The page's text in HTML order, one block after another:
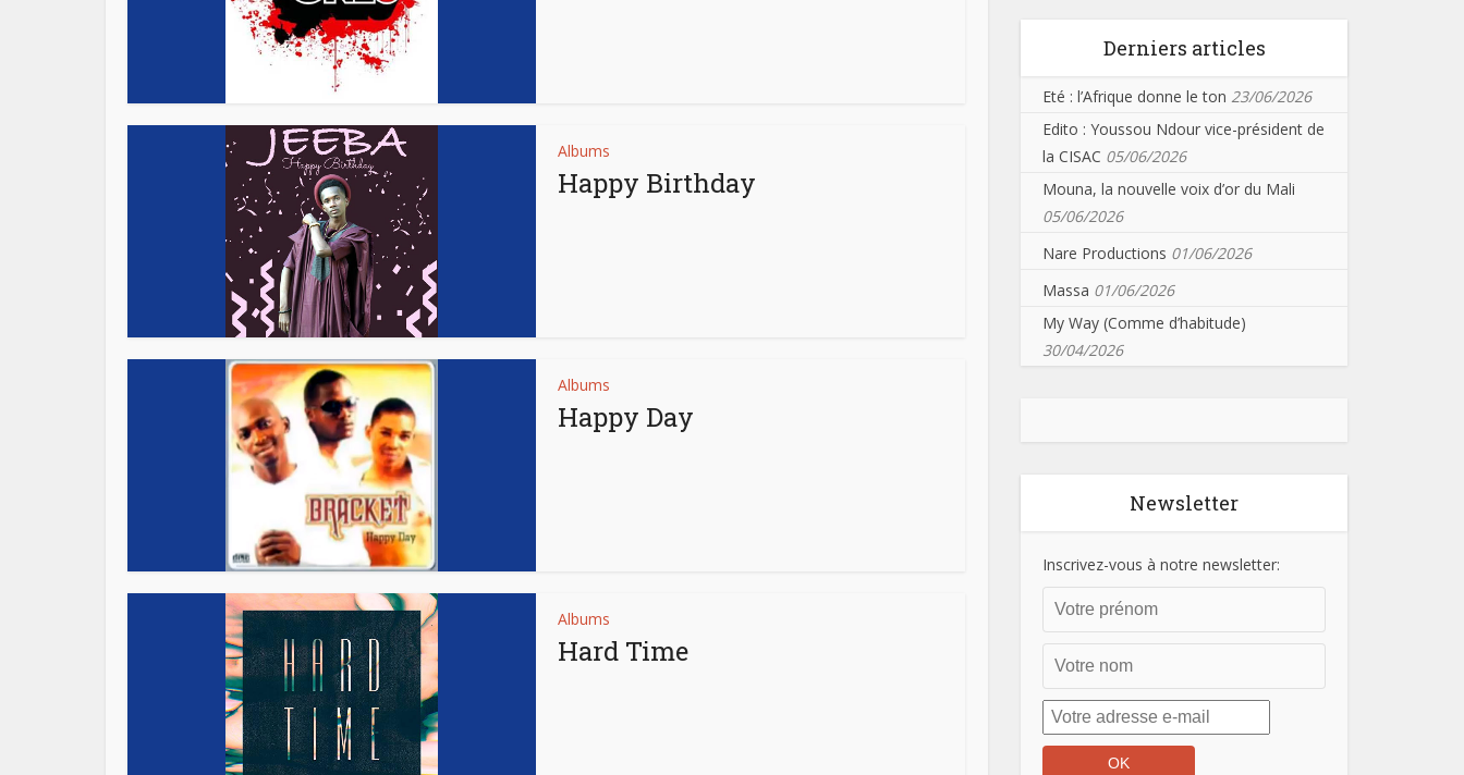
Albums
Happy Birthday
Albums
Happy Day
Albums
Hard Time
Derniers articles
Eté : l’Afrique donne le ton 23/06/2026
Edito : Youssou Ndour vice-président de
la CISAC 05/06/2026
Mouna, la nouvelle voix d’or du Mali
05/06/2026
Nare Productions 01/06/2026
Massa 01/06/2026
My Way (Comme d’habitude)
30/04/2026
Newsletter
Inscrivez-vous à notre newsletter: